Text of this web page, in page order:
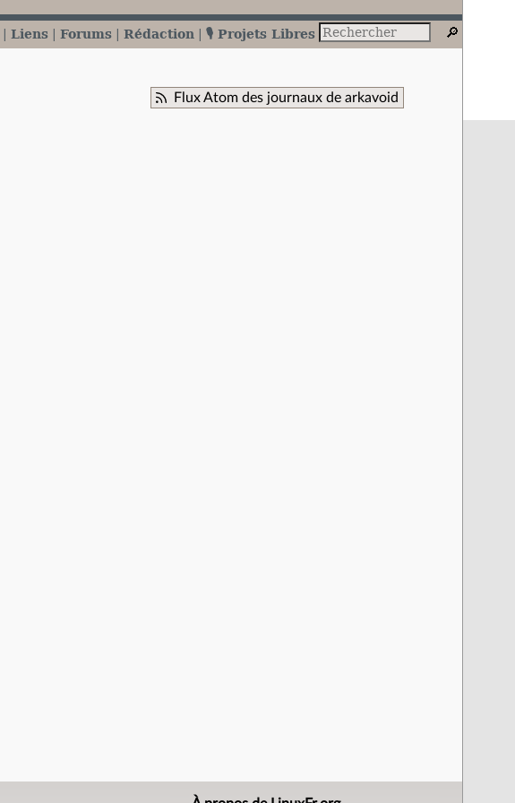
Liens Forums Rédaction 🎙️ Projets Libres
Flux Atom des journaux de arkavoid